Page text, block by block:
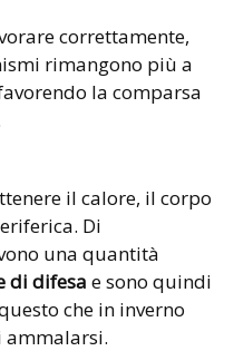
correttamente,
rimangono più a
la comparsa
il calore, il corpo
Di
una quantità
di difesa e sono quindi
che in inverno